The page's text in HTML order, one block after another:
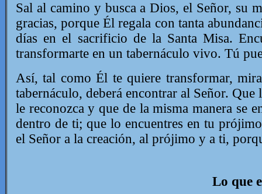
Sal al camino y busca a Dios, el Señor, su
gracias, porque Él regala con tanta
días en el sacrificio de la Santa Misa.
transformarte en un tabernáculo vivo. Tú
Así, tal como Él te quiere transformar,
tabernáculo, deberá encontrar al Señor.
le reconozca y que de la misma manera se
dentro de ti; que lo encuentres en tu
el Señor a la creación, al prójimo y a ti,
Lo que